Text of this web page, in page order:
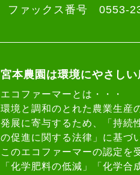
ファックス番号 0553-
宮本農園は環境にやさしい
エコファーマーとは・・・
環境と調和のとれた農業生産
発展に寄与するため、「持続
の促進に関する法律」に基づ
このエコファーマーの認定を
「化学肥料の低減」「化学